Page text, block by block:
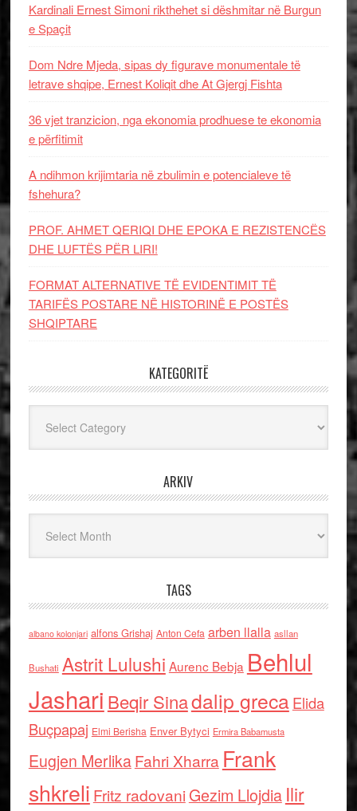
Kardinali Ernest Simoni rikthehet si dëshmitar në Burgun
e Spaçit
Dom Ndre Mjeda, sipas dy figurave monumentale të
letrave shqipe, Ernest Koliqit dhe At Gjergj Fishta
36 vjet tranzicion, nga ekonomia prodhuese te ekonomia
e përfitimit
A ndihmon krijimtaria në zbulimin e potencialeve të
fshehura?
PROF. AHMET QERIQI DHE EPOKA E REZISTENCЁS
DHE LUFTЁS PЁR LIRI!
FORMAT ALTERNATIVE TË EVIDENTIMIT TË
TARIFËS POSTARE NË HISTORINË E POSTËS
SHQIPTARE
KATEGORITË
ARKIV
TAGS
albano kolonjari alfons Grishaj Anton Cefa arben llalla asllan
Bushati Astrit Lulushi Aurenc Bebja Behlul
Jashari Beqir Sinadalip grecaElida
Buçpapaj Elmi Berisha Enver Bytyci Ermira Babamusta
Eugjen MerlikaFahri Xharra Frank
shkreli Fritz radovaniGezim Llojdia Ilir